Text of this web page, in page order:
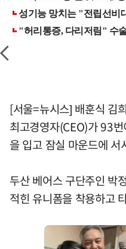
[서울=뉴시스] 배훈식 김
최고경영자(CEO)가 93
을 입고 잠실 마운드에 서
두산 베어스 구단주인 박
적힌 유니폼을 착용하고